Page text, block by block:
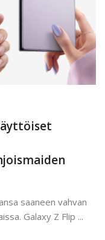
saaneen vahvan
Galaxy Z Flip ...